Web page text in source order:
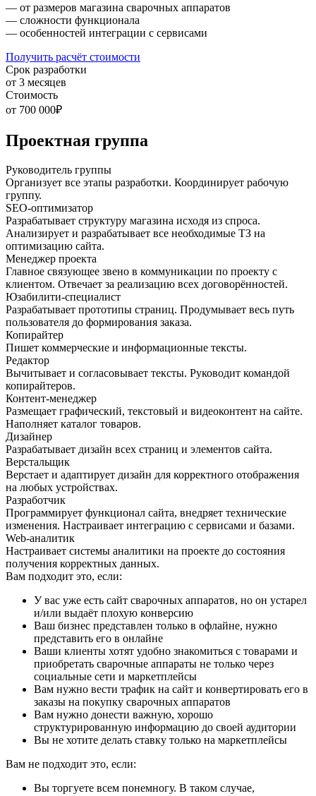
— от размеров магазина сварочных аппаратов
— сложности функционала
— особенностей интеграции с сервисами
Получить расчёт стоимости
Срок разработки
от 3 месяцев
Стоимость
от 700 000₽
Проектная группа
Руководитель группы
Организует все этапы разработки. Координирует рабочую
группу.
SEO-оптимизатор
Разрабатывает структуру магазина исходя из спроса.
Анализирует и разрабатывает все необходимые ТЗ на
оптимизацию сайта.
Менеджер проекта
Главное связующее звено в коммуникации по проекту с
клиентом. Отвечает за реализацию всех договорённостей.
Юзабилити-специалист
Разрабатывает прототипы страниц. Продумывает весь путь
пользователя до формирования заказа.
Копирайтер
Пишет коммерческие и информационные тексты.
Редактор
Вычитывает и согласовывает тексты. Руководит командой
копирайтеров.
Контент-менеджер
Размещает графический, текстовый и видеоконтент на сайте.
Наполняет каталог товаров.
Дизайнер
Разрабатывает дизайн всех страниц и элементов сайта.
Верстальщик
Верстает и адаптирует дизайн для корректного отображения
на любых устройствах.
Разработчик
Программирует функционал сайта, внедряет технические
изменения. Настраивает интеграцию с сервисами и базами.
Web-аналитик
Настраивает системы аналитики на проекте до состояния
получения корректных данных.
Вам подходит это, если:
У вас уже есть сайт сварочных аппаратов, но он устарел
и/или выдаёт плохую конверсию
Ваш бизнес представлен только в офлайне, нужно
представить его в онлайне
Ваши клиенты хотят удобно знакомиться с товарами и
приобретать сварочные аппараты не только через
социальные сети и маркетплейсы
Вам нужно вести трафик на сайт и конвертировать его в
заказы на покупку сварочных аппаратов
Вам нужно донести важную, хорошо
структурированную информацию до своей аудитории
Вы не хотите делать ставку только на маркетплейсы
Вам не подходит это, если:
Вы торгуете всем понемногу. В таком случае,